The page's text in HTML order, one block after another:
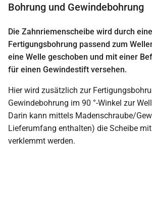
Bohrung und Gewindebohrung
Die Zahnriemenscheibe wird durch eine
Fertigungsbohrung passend zum
eine Welle geschoben und mit einer
für einen Gewindestift versehen.
Hier wird zusätzlich zur
Gewindebohrung im 90 °-Winkel zur
Darin kann mittels Madenschraube/
Lieferumfang enthalten) die Scheibe
verklemmt werden.